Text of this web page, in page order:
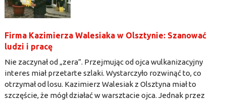
Firma Kazimierza Walesiaka w Olsztynie: Szanować
ludzi i pracę
Nie zaczynał od „zera”. Przejmując od ojca wulkanizacyjny
interes miał przetarte szlaki. Wystarczyło rozwinąć to, co
otrzymał od losu. Kazimierz Walesiak z Olsztyna miał to
szczęście, że mógł działać w warsztacie ojca. Jednak przez